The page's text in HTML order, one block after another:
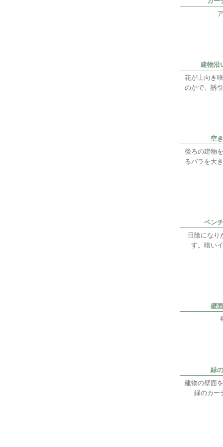
建物沿
花が上向き
のかで、誘
空
後ろの建物
るバラを大
ベン
日陰になり
す。暗い
壁
緑
建物の壁面
緑のカー